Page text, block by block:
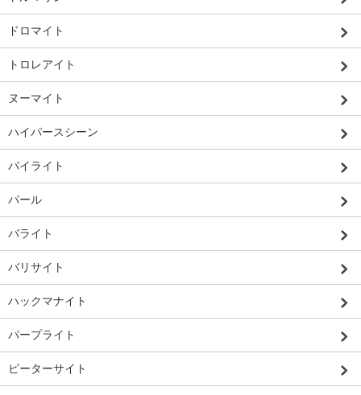
ドロマイト
トロレアイト
ヌーマイト
ハイパースシーン
パイライト
パール
バライト
バリサイト
ハックマナイト
パープライト
ピーターサイト